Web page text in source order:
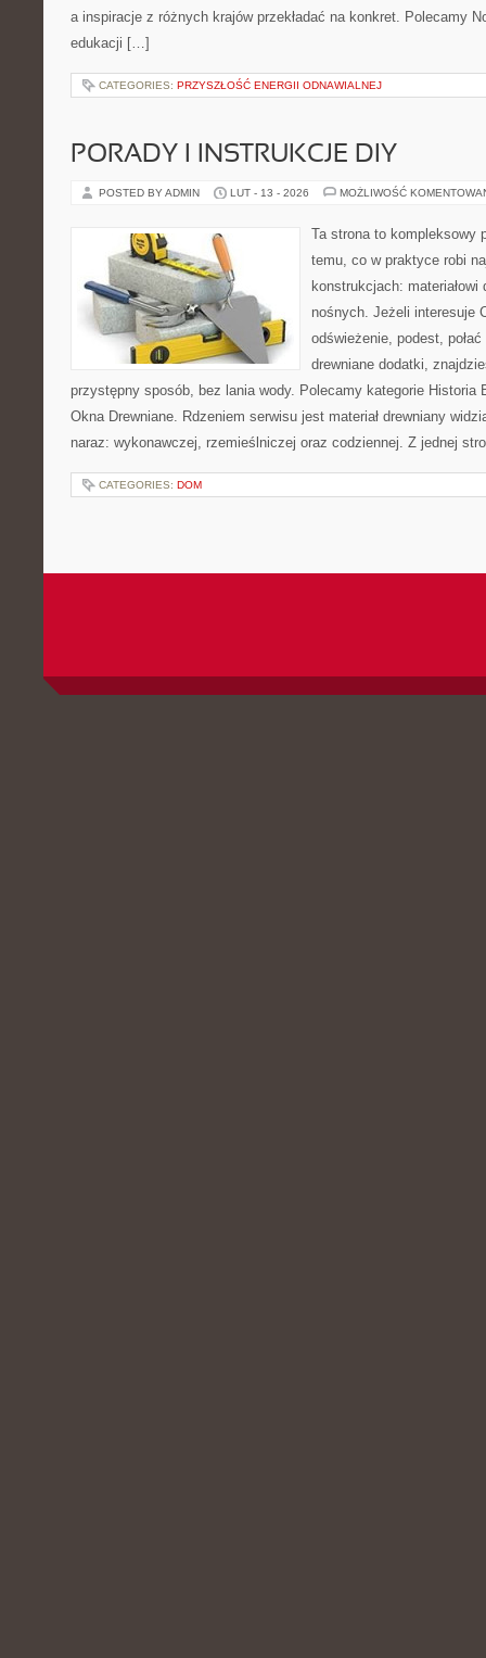
a inspiracje z różnych krajów przekładać na konkret. Polecamy
edukacji […]
CATEGORIES: PRZYSZŁOŚĆ ENERGII ODNAWIALNEJ
PORADY I INSTRUKCJE DIY
POSTED BY ADMIN LUT - 13 - 2026 MOŻLIWOŚĆ
Ta strona to kompleksowy
temu, co w praktyce robi
konstrukcjach:
nośnych. Jeżeli interesuje
odświeżenie, podest,
drewniane dodatki,
przystępny sposób, bez lania wody. Polecamy kategorie Historia
Okna Drewniane. Rdzeniem serwisu jest materiał drewniany
naraz: wykonawczej, rzemieślniczej oraz codziennej. Z jednej
CATEGORIES: DOM